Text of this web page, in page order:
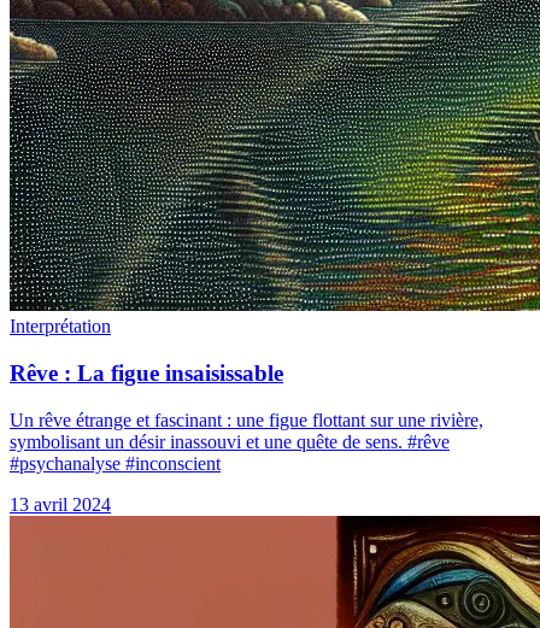
Interprétation
Rêve : La figue insaisissable
Un rêve étrange et fascinant : une figue flottant sur une rivière,
symbolisant un désir inassouvi et une quête de sens. #rêve
#psychanalyse #inconscient
13 avril 2024